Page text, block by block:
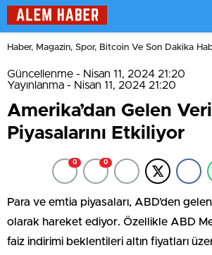
Haber, Magazin, Spor, Bitcoin Ve Son Dakika
Güncellenme - Nisan 11, 2024 21:20
Yayınlanma - Nisan 11, 2024 21:20
Amerika’dan Gelen
Piyasalarını Etkiliyor
0 0
Para ve emtia piyasaları, ABD’den
olarak hareket ediyor. Özellikle ABD
faiz indirimi beklentileri altın fiyatları